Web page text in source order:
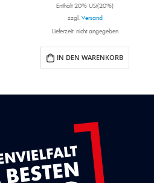
Enthält 20% USt(20%)
zzgl.Versand
Lieferzeit: nicht angegeben
IN DEN WARENKORB